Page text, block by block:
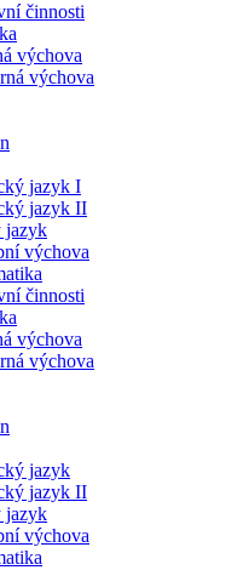
činnosti
výchova
výchova
jazyk I
jazyk II
jazyk
výchova
činnosti
výchova
výchova
jazyk
jazyk II
jazyk
výchova